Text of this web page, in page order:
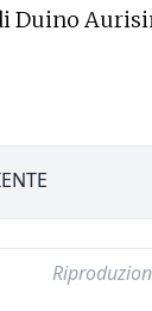
Duino